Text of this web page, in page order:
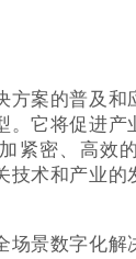
方案的普及和
。它将促进产
紧密、高效
技术和产业的
场景数字化解